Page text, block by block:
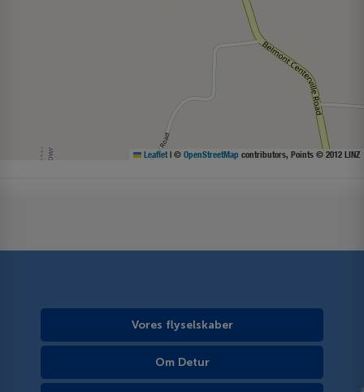
Leaflet | © OpenStreetMap contributors, Points © 2012 LINZ
Vores flyselskaber
Om Detur